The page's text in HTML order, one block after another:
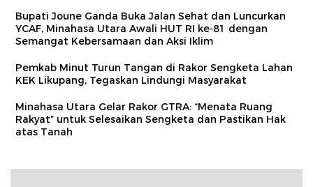
Bupati Joune Ganda Buka Jalan Sehat dan Luncurkan
YCAF, Minahasa Utara Awali HUT RI ke-81 dengan
Semangat Kebersamaan dan Aksi Iklim
Pemkab Minut Turun Tangan di Rakor Sengketa Lahan
KEK Likupang, Tegaskan Lindungi Masyarakat
Minahasa Utara Gelar Rakor GTRA: “Menata Ruang
Rakyat” untuk Selesaikan Sengketa dan Pastikan Hak
atas Tanah